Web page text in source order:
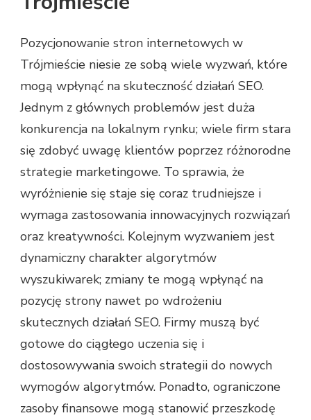
Pozycjonowanie stron internetowych w
Trójmieście niesie ze sobą wiele wyzwań, które
mogą wpłynąć na skuteczność działań SEO.
Jednym z głównych problemów jest duża
konkurencja na lokalnym rynku; wiele firm stara
się zdobyć uwagę klientów poprzez różnorodne
strategie marketingowe. To sprawia, że
wyróżnienie się staje się coraz trudniejsze i
wymaga zastosowania innowacyjnych rozwiązań
oraz kreatywności. Kolejnym wyzwaniem jest
dynamiczny charakter algorytmów
wyszukiwarek; zmiany te mogą wpłynąć na
pozycję strony nawet po wdrożeniu
skutecznych działań SEO. Firmy muszą być
gotowe do ciągłego uczenia się i
dostosowywania swoich strategii do nowych
wymogów algorytmów. Ponadto, ograniczone
zasoby finansowe mogą stanowić przeszkodę